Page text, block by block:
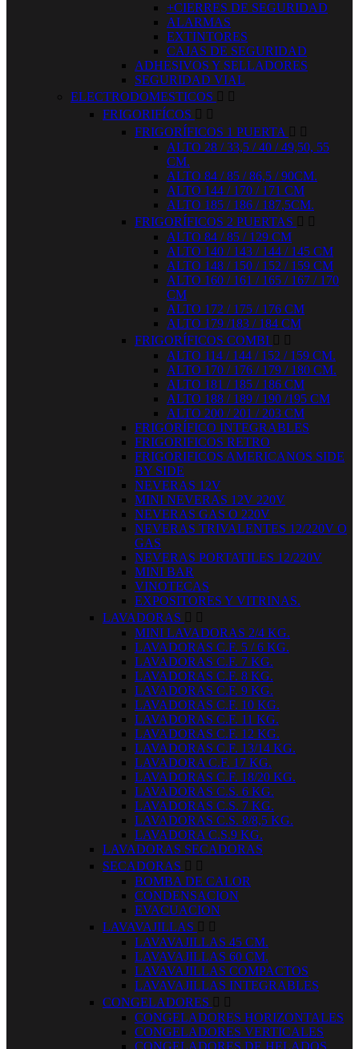
+CIERRES DE SEGURIDAD
ALARMAS
EXTINTORES
CAJAS DE SEGURIDAD
ADHESIVOS Y SELLADORES
SEGURIDAD VIAL
ELECTRODOMESTICOS  
FRIGORIFÍCOS  
FRIGORÍFICOS 1 PUERTA  
ALTO 28 / 33,5 / 40 / 49,50, 55
CM.
ALTO 84 / 85 / 86,5 / 90CM.
ALTO 144 / 170 / 171 CM
ALTO 185 / 186 / 187,5CM.
FRIGORÍFICOS 2 PUERTAS  
ALTO 84 / 85 / 129 CM
ALTO 140 / 143 / 144 / 145 CM
ALTO 148 / 150 / 152 / 159 CM
ALTO 160 / 161 / 165 / 167 / 170
CM
ALTO 172 / 175 / 176 CM
ALTO 179 /183 / 184 CM
FRIGORÍFICOS COMBI  
ALTO 114 / 144 / 152 / 159 CM.
ALTO 170 / 176 / 179 / 180 CM.
ALTO 181 / 185 / 186 CM
ALTO 188 / 189 / 190 /195 CM
ALTO 200 / 201 / 203 CM
FRIGORÍFICO INTEGRABLES
FRIGORIFICOS RETRO
FRIGORIFICOS AMERICANOS SIDE
BY SIDE
NEVERAS 12V
MINI NEVERAS 12V 220V
NEVERAS GAS O 220V
NEVERAS TRIVALENTES 12/220V O
GAS
NEVERAS PORTATILES 12/220V
MINI BAR
VINOTECAS
EXPOSITORES Y VITRINAS.
LAVADORAS  
MINI LAVADORAS 2/4 KG.
LAVADORAS C.F. 5 / 6 KG.
LAVADORAS C.F. 7 KG.
LAVADORAS C.F. 8 KG.
LAVADORAS C.F. 9 KG.
LAVADORAS C.F. 10 KG.
LAVADORAS C.F. 11 KG.
LAVADORAS C.F. 12 KG.
LAVADORAS C.F. 13/14 KG.
LAVADORA C.F. 17 KG.
LAVADORAS C.F. 18/20 KG.
LAVADORAS C.S. 6 KG.
LAVADORAS C.S. 7 KG.
LAVADORAS C.S. 8/8,5 KG.
LAVADORA C.S.9 KG.
LAVADORAS SECADORAS
SECADORAS  
BOMBA DE CALOR
CONDENSACION
EVACUACION
LAVAVAJILLAS  
LAVAVAJILLAS 45 CM.
LAVAVAJILLAS 60 CM.
LAVAVAJILLAS COMPACTOS
LAVAVAJILLAS INTEGRABLES
CONGELADORES  
CONGELADORES HORIZONTALES
CONGELADORES VERTICALES
CONGELADORES DE HELADOS